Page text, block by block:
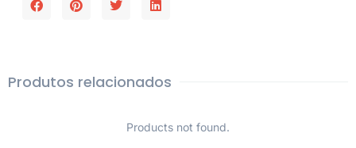
Produtos relacionados
Products not found.